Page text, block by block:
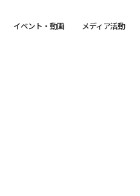
イベント・動画 メディア活動